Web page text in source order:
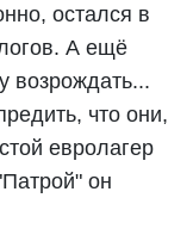
остался в
А ещё
возрождать...
что они,
евролагер
он